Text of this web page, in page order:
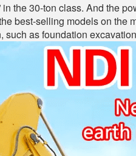
the 30-ton class. And the
best-selling models on the
such as foundation